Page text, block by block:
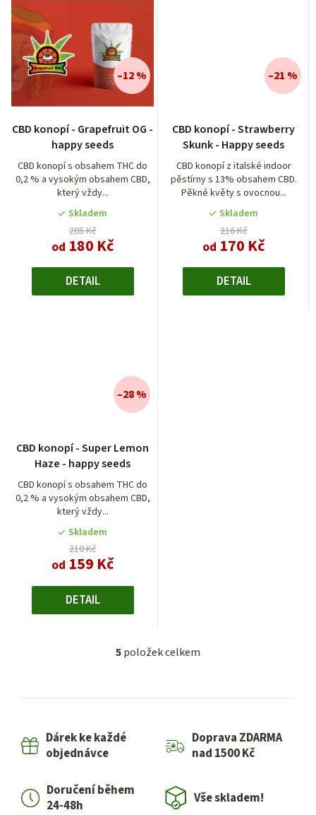
CBD konopí - Grapefruit OG -
happy seeds
CBD konopí s obsahem THC do
0,2 % a vysokým obsahem CBD,
který vždy...
Skladem
205 Kč
od 180 Kč
–12 %
DETAIL
CBD konopí - Strawberry
Skunk - Happy seeds
CBD konopí z italské indoor
pěstírny s 13% obsahem CBD.
Pěkné květy s ovocnou...
Skladem
216 Kč
od 170 Kč
–21 %
DETAIL
CBD konopí - Super Lemon
Haze - happy seeds
CBD konopí s obsahem THC do
0,2 % a vysokým obsahem CBD,
který vždy...
hodnocení
produktu
je
4,0
z
5
hvězdiček.
Skladem
210 Kč
od 159 Kč
–28 %
DETAIL
O
l
5položek celkem
Dárek ke každé
objednávce
Doprava ZDARMA
nad 1500 Kč
Doručení během
24-48h
Vše skladem!